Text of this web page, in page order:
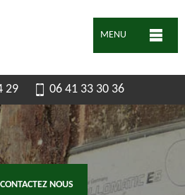
MENU
29 06 41 33 30 36
CONTACTEZ NOUS